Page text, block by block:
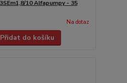
10 Alfapumpy - 35
Na dotaz
Přidat do košíku